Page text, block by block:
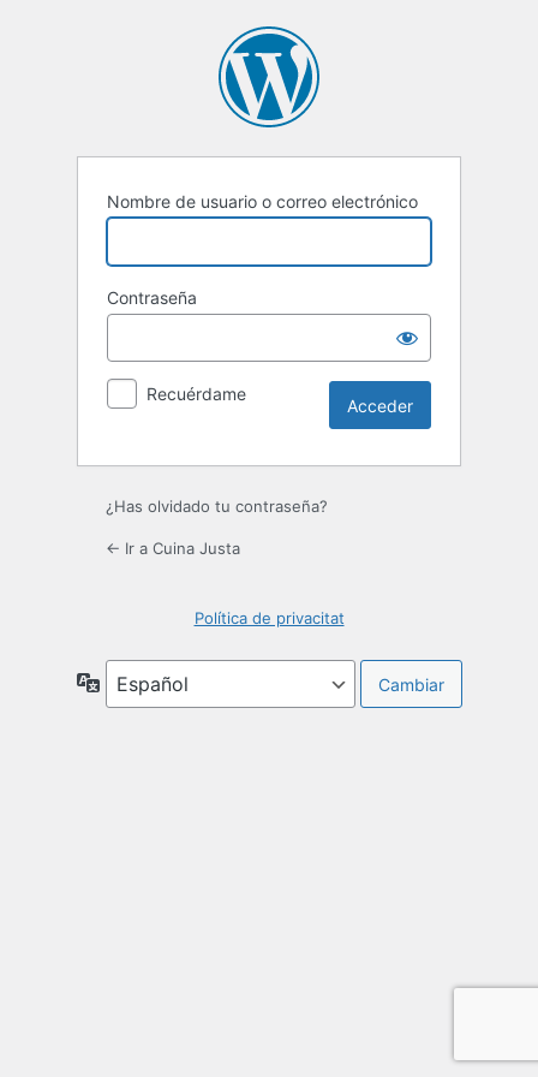
Nombre de usuario o correo electrónico
Contraseña
Recuérdame
¿Has olvidado tu contraseña?
← Ir a Cuina Justa
Política de privacitat
Idioma